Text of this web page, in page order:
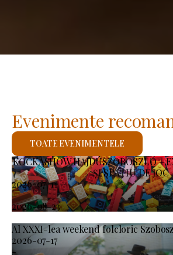
KOCKASHOW HAJDÚSZOBOSZLÓ –
ȘI SPAȚIU DE JOC
2026-07-11
-
2026-08-23
Al XXXI-lea weekend folcloric
2026-07-17
-
Evenimente
TOATE EVENIMENTELE